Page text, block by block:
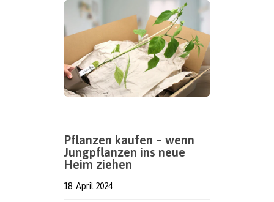
Pflanzen kaufen – wenn
Jungpflanzen ins neue
Heim ziehen
18. April 2024